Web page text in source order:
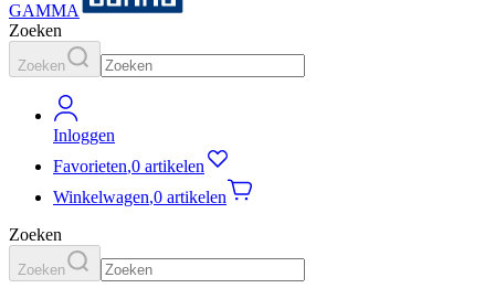
GAMMA
Zoeken
Zoeken
Inloggen
Favorieten,0 artikelen
Winkelwagen,0 artikelen
Zoeken
Zoeken